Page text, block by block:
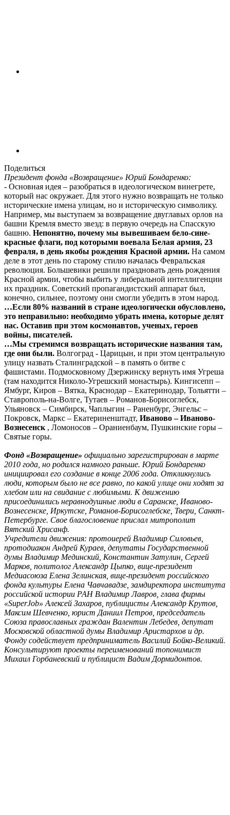
Поделиться
Президент фонда «Возвращение» Юрий Бондаренко:
- Основная идея – разобраться в идеологическом винегрете,
который нас окружает. Для этого нужно возвращать не только
исторические имена улицам, но и историческую символику.
Например, мы выступаем за возвращение двуглавых орлов на
башни Кремля вместо звезд: в первую очередь на Спасскую
башню. Непонятно, почему мы вывешиваем бело-сине-
красные флаги, под которыми воевала Белая армия, 23
февраля, в день якобы рождения Красной армии. На самом
деле в этот день по старому стилю началась Февральская
революция. Большевики решили праздновать день рождения
Красной армии, чтобы выбить у либеральной интеллигенции
их праздник. Советский пропагандистский аппарат был,
конечно, сильнее, поэтому они смогли убедить в этом народ.
…Если 80% названий в стране идеологически обусловлено,
это неправильно: необходимо убрать имена, которые делят
нас. Оставив при этом космонавтов, ученых, героев
войны, писателей.
…Мы стремимся возвращать исторические названия там,
где они были. Волгоград - Царицын, и при этом центральную
улицу назвать Сталинградской – в память о битве с
фашистами. Подмосковному Дзержинску вернуть имя Угреша
(там находится Николо-Угрешский монастырь). Кингисепп –
Ямбург, Киров – Вятка, Краснодар – Екатеринодар, Тольятти –
Ставрополь-на-Волге, Тутаев – Романов-Борисоглебск,
Ульяновск – Симбирск, Чаплыгин – Раненбург, Энгельс –
Покровск, Маркс – Екатериненштадт, Иваново – Иваново-
Вознесенск , Ломоносов – Ораниенбаум, Пушкинские горы –
Святые горы.
Фонд «Возвращение» официально зарегистрирован в марте
2010 года, но родился намного раньше. Юрий Бондаренко
инициировал его создание в конце 2006 года. Откликнулись
люди, которым было не все равно, по какой улице они ходят за
хлебом или на свидание с любимыми. К движению
присоединились неравнодушные люди в Саранске, Иваново-
Вознесенске, Иркутске, Романов-Борисоглебске, Твери, Санкт-
Петербурге. Свое благословение прислал митрополит
Вятский Хрисанф.
Учредители движения: протоиерей Владимир Силовьев,
протодиакон Андрей Кураев, депутаты Государственной
думы Владимир Мединский, Константин Затулин, Сергей
Марков, политолог Александр Цыпко, вице-президент
Медиасоюза Елена Зелинская, вице-президент российского
фонда культуры Елена Чавчавадзе, замдиректора института
российской истории РАН Владимир Лавров, глава фирмы
«SuperJob» Алексей Захаров, публицисты Александр Крутов,
Максим Шевченко, юрист Даниил Петров, председатель
Союза православных граждан Валентин Лебедев, депутат
Московской областной думы Владимир Аристархов и др.
Фонду содействует предприниматель Василий Бойко-Великий.
Консультируют проекты переименований топонимист
Михаил Горбаневский и публицист Вадим Дормидонтов.